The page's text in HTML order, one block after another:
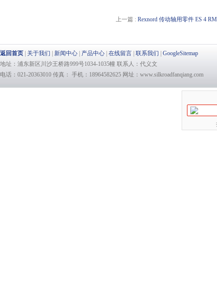
上一篇 : Rexnord 传动轴用零件 ES 4
返回首页 关于我们 新闻中心 产品中心 在线留言 联系我们
GoogleSitemap
地址：浦东新区川沙王桥路999号1034-1035幢 联系人：代义文
电话：021-20363010 传真： 手机：18964582625 网址：www.silkroadfanqiang.com